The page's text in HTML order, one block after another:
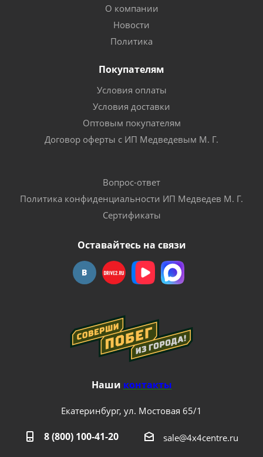
О компании
Новости
Политика
Покупателям
Условия оплаты
Условия доставки
Оптовым покупателям
Договор оферты с ИП Медведевым М. Г.
Вопрос-ответ
Политика конфиденциальности ИП Медведев М. Г.
Сертификаты
Оставайтесь на связи
Наши контакты
Екатеринбург, ул. Мостовая 65/1
8 (800) 100-41-20 sale@4x4centre.ru